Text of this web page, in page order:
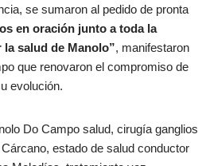
se sumaron al pedido de pronta
en oración junto a toda la
salud de Manolo”, manifestaron
que renovaron el compromiso de
evolución.
Do Campo salud, cirugía ganglios
estado de salud conductor